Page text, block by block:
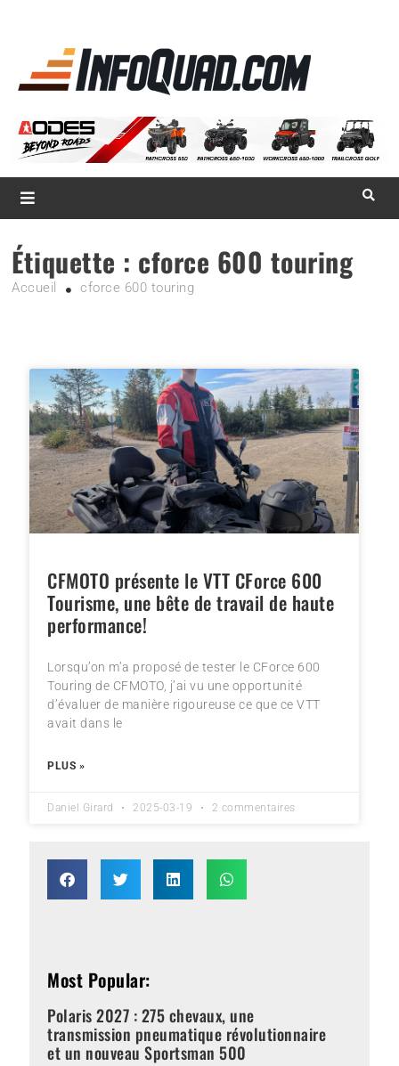
Magazine InfoQuad.com
Étiquette : cforce 600 touring
Accueil cforce 600 touring
CFMOTO présente le VTT CForce 600
Tourisme, une bête de travail de haute
performance!
Lorsqu’on m’a proposé de tester le CForce 600
Touring de CFMOTO, j’ai vu une opportunité
d’évaluer de manière rigoureuse ce que ce VTT
avait dans le
PLUS »
Daniel Girard 2025-03-19 2 commentaires
Most Popular:
Polaris 2027 : 275 chevaux, une
transmission pneumatique révolutionnaire
et un nouveau Sportsman 500